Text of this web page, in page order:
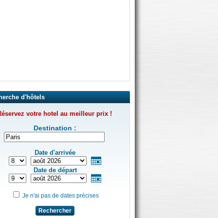
d'hôtels
votre hotel au meilleur prix !
Destination :
Date d'arrivée
Date de départ
Je n'ai pas de dates précises
Rechercher